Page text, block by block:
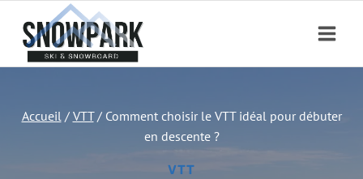
contenu
Accueil / VTT / Comment choisir le VTT idéal pour débuter
en descente ?
VTT